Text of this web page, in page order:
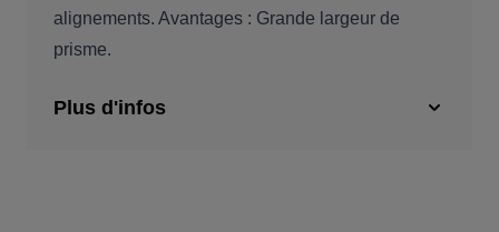
alignements. Avantages : Grande largeur de
prisme.
Plus d'infos